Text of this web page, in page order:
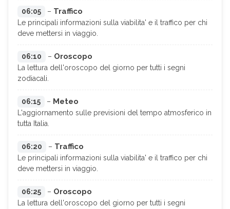
06:05 – Traffico
Le principali informazioni sulla viabilita' e il traffico per chi
deve mettersi in viaggio.
06:10 – Oroscopo
La lettura dell'oroscopo del giorno per tutti i segni
zodiacali.
06:15 – Meteo
L'aggiornamento sulle previsioni del tempo atmosferico in
tutta Italia.
06:20 – Traffico
Le principali informazioni sulla viabilita' e il traffico per chi
deve mettersi in viaggio.
06:25 – Oroscopo
La lettura dell'oroscopo del giorno per tutti i segni